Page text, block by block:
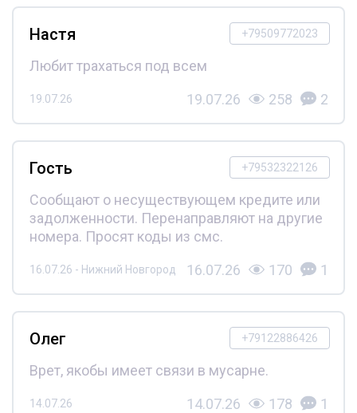
+79509772023
Настя
Любит трахаться под всем
19.07.26 19.07.26 258 2
+79532322126
Гость
Сообщают о несуществующем кредите или
задолженности. Перенаправляют на другие
номера. Просят коды из смс.
16.07.26 - Нижний Новгород 16.07.26 170 1
+79122886426
Олег
Врет, якобы имеет связи в мусарне.
14.07.26 14.07.26 178 1